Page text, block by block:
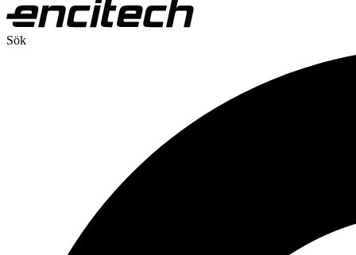
Sök